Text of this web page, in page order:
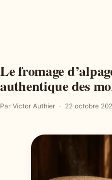
Le fromage
authentique des
Par Victor Authier 22 octobre